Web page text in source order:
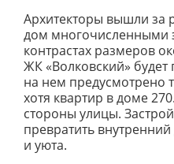
Архитекторы вышли за
дом многочисленными
контрастах размеров
ЖК «Волковский»
на нем предусмотрено
хотя квартир в доме
стороны улицы.
превратить
и уюта.